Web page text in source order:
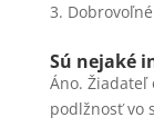
Sú nejaké
Áno. Žiadateľ
podlžnosť vo